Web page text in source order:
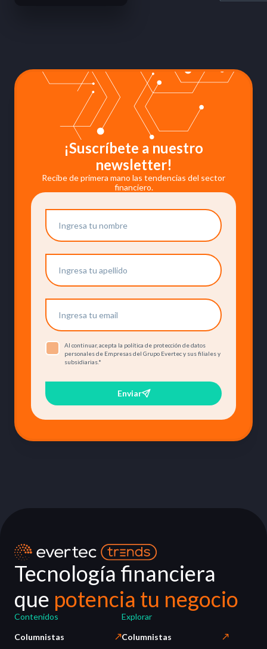
¡Suscríbete a nuestro
newsletter!
Recibe de primera mano las tendencias del sector
financiero.
Al continuar, acepta la política de protección de datos
personales de Empresas del Grupo Evertec y sus filiales y
subsidiarias.*
Enviar
Tecnología financiera
que potencia tu negocio
Contenidos
Columnistas
Explorar
Columnistas